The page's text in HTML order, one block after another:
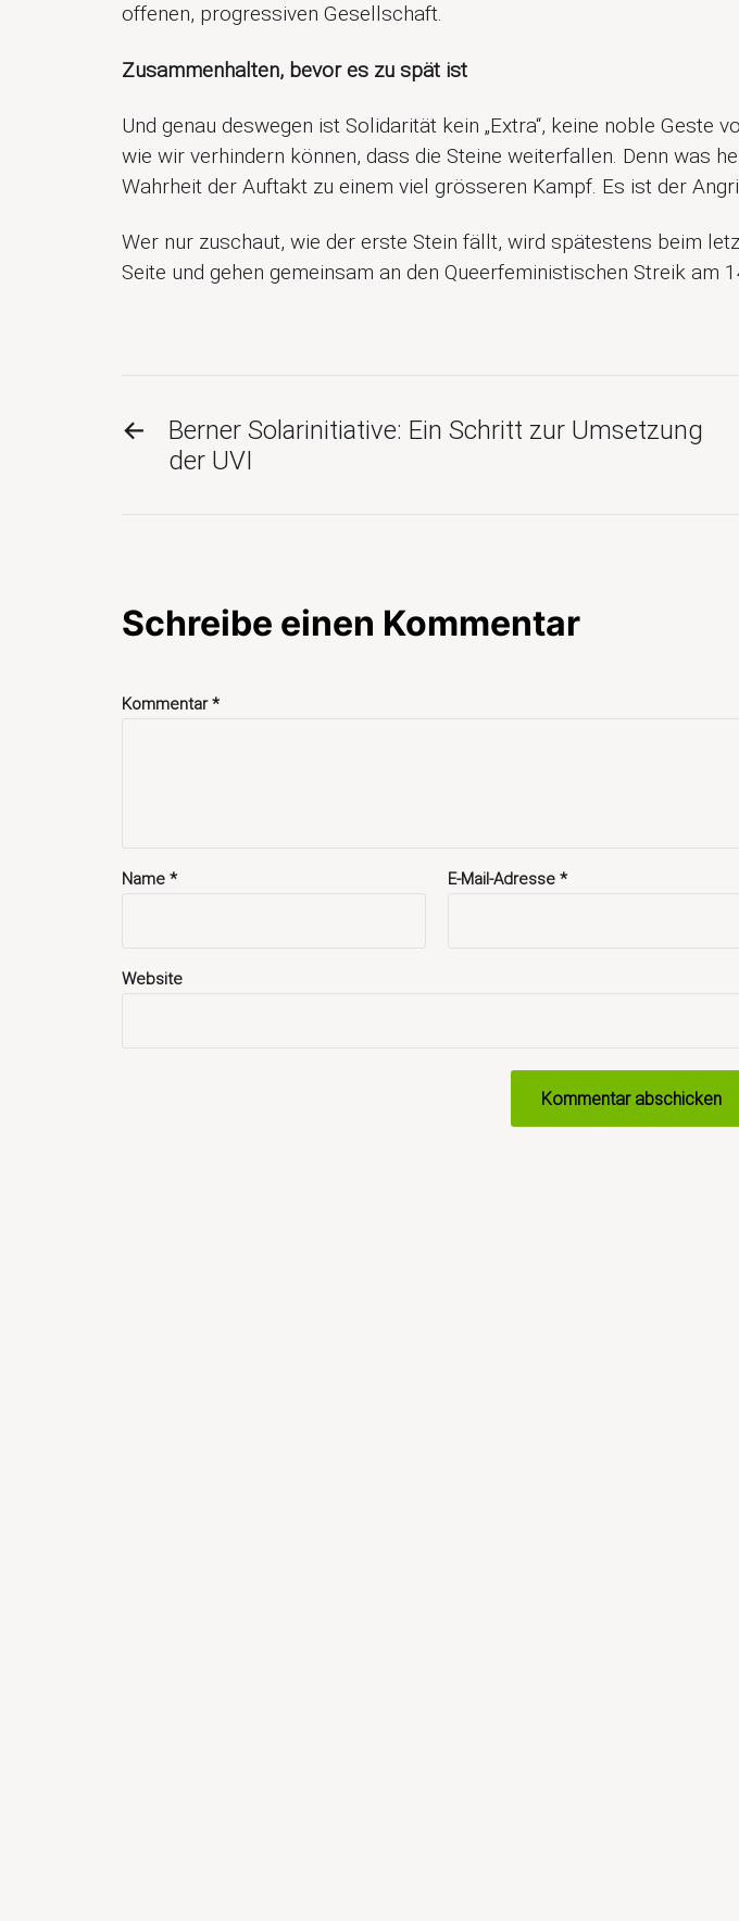
offenen, progressiven Gesellschaft.
Zusammenhalten, bevor es zu spät ist
Und genau deswegen ist Solidarität kein „Extra“, keine noble
wie wir verhindern können, dass die Steine weiterfallen. Denn was
Wahrheit der Auftakt zu einem viel grösseren Kampf. Es ist der
Wer nur zuschaut, wie der erste Stein fällt, wird spätestens beim
Seite und gehen gemeinsam an den Queerfeministischen Streik am
←
Berner Solarinitiative: Ein Schritt zur Umsetzung
der UVI
Schreibe einen Kommentar
Kommentar*
Name * E-Mail-Adresse *
Website